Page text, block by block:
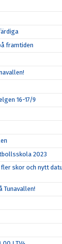
framtiden
16-17/9
2023
skor och nytt
Tunavallen!